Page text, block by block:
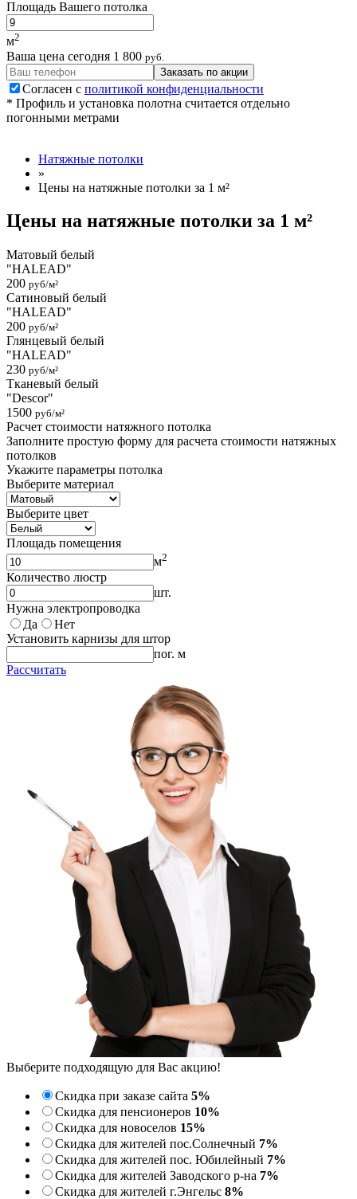
Площадь Вашего потолка
м2
Ваша цена сегодня 1 800 руб.
Заказать по акции
Согласен с политикой конфиденциальности
* Профиль и установка полотна считается отдельно
погонными метрами
Натяжные потолки
»
Цены на натяжные потолки за 1 м²
Цены на натяжные потолки за 1 м²
Матовый белый
"HALEAD"
200 руб/м²
Сатиновый белый
"HALEAD"
200 руб/м²
Глянцевый белый
"HALEAD"
230 руб/м²
Тканевый белый
"Descor"
1500 руб/м²
Расчет стоимости натяжного потолка
Заполните простую форму для расчета стоимости натяжных
потолков
Укажите параметры потолка
Выберите материал
Выберите цвет
Площадь помещения
м2
Количество люстр
шт.
Нужна электропроводка
Да
Нет
Установить карнизы для штор
пог. м
Рассчитать
Выберите подходящую для Вас акцию!
Скидка при заказе сайта 5%
Скидка для пенсионеров 10%
Скидка для новоселов 15%
Скидка для жителей пос.Солнечный 7%
Скидка для жителей пос. Юбилейный 7%
Скидка для жителей Заводского р-на 7%
Скидка для жителей г.Энгельс 8%